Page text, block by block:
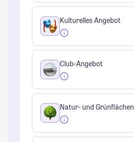
Kulturelles Angebot
Club-Angebot
Natur- und Grünflächen